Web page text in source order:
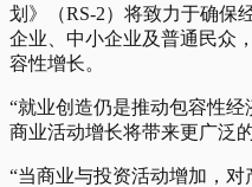
划》（RS-2）将致力于确保
企业、中小企业及普通民众
容性增长。
“就业创造仍是推动包容性
商业活动增长将带来更广泛
“当商业与投资活动增加，